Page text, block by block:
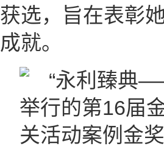
获选，旨在表彰
成就。